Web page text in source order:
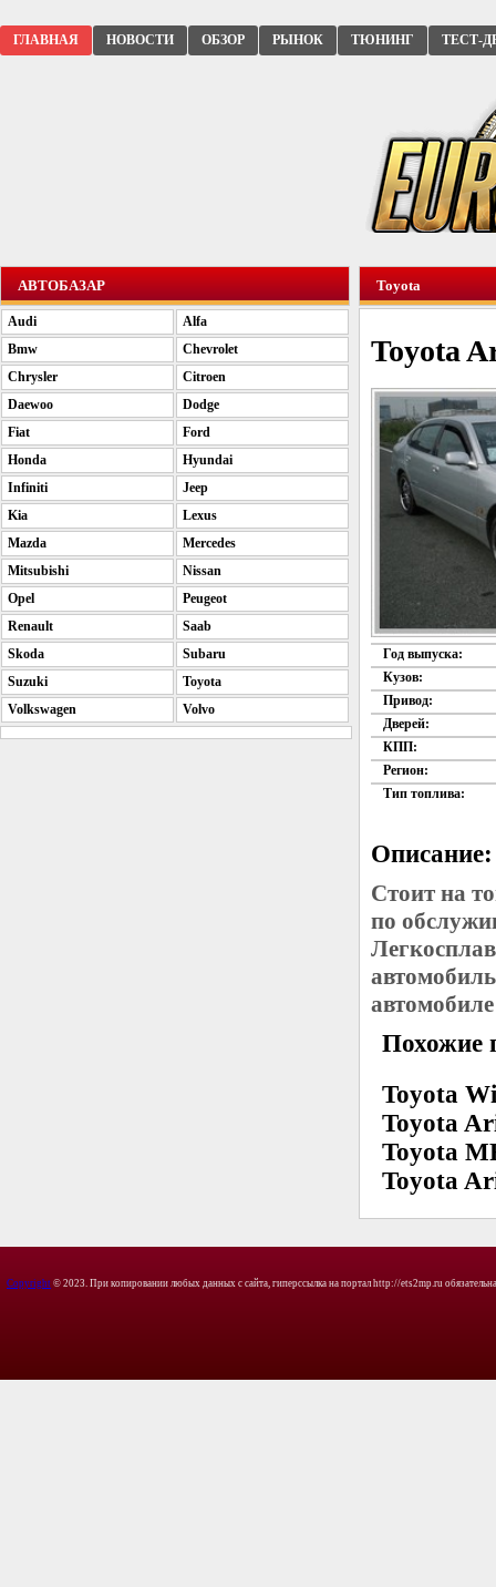
ГЛАВНАЯ НОВОСТИ ОБЗОР РЫНОК ТЮНИНГ ТЕСТ-
Toyota
Toyota
Год выпуска:
Кузов:
Привод:
Дверей:
КПП:
Регион:
Тип топлива:
Описание:
Стоит на
по
Похожие
Toyota
Toyota
Toyota
Toyota
АВТОБАЗАР
Audi
Alfa
Bmw
Chevrolet
Chrysler
Citroen
Daewoo
Dodge
Fiat
Ford
Honda
Hyundai
Infiniti
Jeep
Kia
Lexus
Mazda
Mercedes
Mitsubishi
Nissan
Opel
Peugeot
Renault
Saab
Skoda
Subaru
Suzuki
Toyota
Volkswagen
Volvo
Copyright © 2023. При копировании любых данных с сайта, гиперссылка на портал http://ets2mp.ru